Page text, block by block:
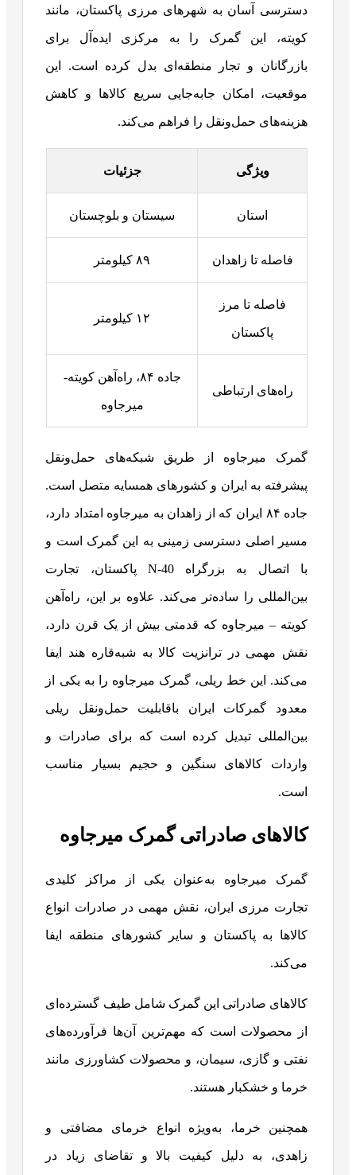
دسترسی آسان به شهرهای مرزی پاکستان، مانند
کویته، این گمرک را به مرکزی ایده‌آل برای
بازرگانان و تجار منطقه‌ای بدل کرده است. این
موقعیت، امکان جابه‌جایی سریع کالاها و کاهش
هزینه‌های حمل‌ونقل را فراهم می‌کند.
ویژگی جزئیات
استان سیستان و بلوچستان
فاصله تا زاهدان ۸۹ کیلومتر
فاصله تا مرز
پاکستان
۱۲ کیلومتر
راه‌های ارتباطی
جاده ۸۴، راه‌آهن کویته-
میرجاوه
گمرک میرجاوه از طریق شبکه‌های حمل‌ونقل
پیشرفته به ایران و کشورهای همسایه متصل است.
جاده ۸۴ ایران که از زاهدان به میرجاوه امتداد دارد،
مسیر اصلی دسترسی زمینی به این گمرک است و
با اتصال به بزرگراه N-40 پاکستان، تجارت
بین‌المللی را ساده‌تر می‌کند. علاوه بر این، راه‌آهن
کویته – میرجاوه که قدمتی بیش از یک قرن دارد،
نقش مهمی در ترانزیت کالا به شبه‌قاره هند ایفا
می‌کند. این خط ریلی، گمرک میرجاوه را به یکی از
معدود گمرکات ایران باقابلیت حمل‌ونقل ریلی
بین‌المللی تبدیل کرده است که برای صادرات و
واردات کالاهای سنگین و حجیم بسیار مناسب
است.
کالاهای صادراتی گمرک میرجاوه
گمرک میرجاوه به‌عنوان یکی از مراکز کلیدی
تجارت مرزی ایران، نقش مهمی در صادرات انواع
کالاها به پاکستان و سایر کشورهای منطقه ایفا
می‌کند.
کالاهای صادراتی این گمرک شامل طیف گسترده‌ای
از محصولات است که مهم‌ترین آن‌ها فرآورده‌های
نفتی و گازی، سیمان، و محصولات کشاورزی مانند
خرما و خشکبار هستند.
همچنین خرما، به‌ویژه انواع خرمای مضافتی و
زاهدی، به دلیل کیفیت بالا و تقاضای زیاد در